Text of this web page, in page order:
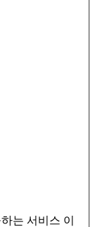
는 서비스 이